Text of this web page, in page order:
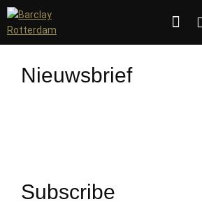
Nieuwsbrief
Subscribe